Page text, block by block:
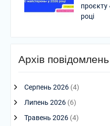
проєкту
році
Архів повідомлень
Серпень 2026(4)
Липень 2026(6)
Травень 2026(4)